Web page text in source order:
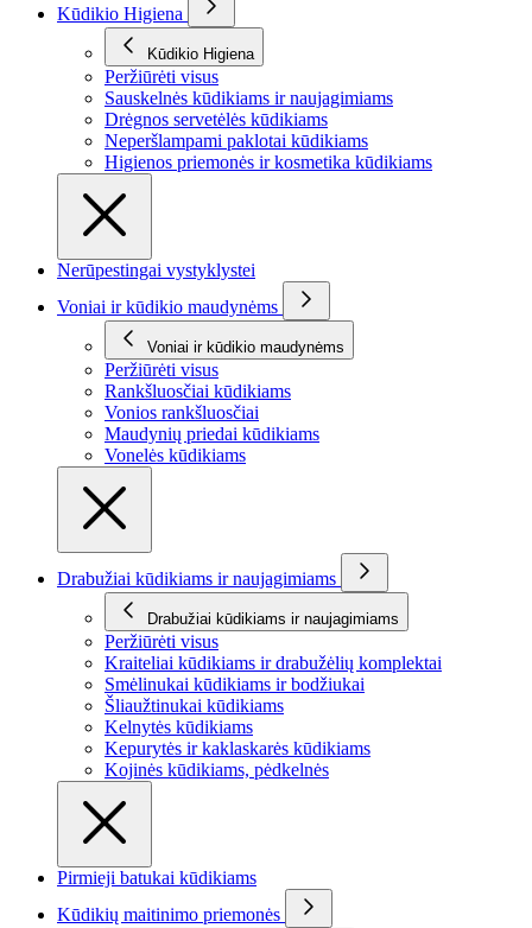
Kūdikio Higiena
Kūdikio Higiena
Peržiūrėti visus
Sauskelnės kūdikiams ir naujagimiams
Drėgnos servetėlės kūdikiams
Neperšlampami paklotai kūdikiams
Higienos priemonės ir kosmetika kūdikiams
Nerūpestingai vystyklystei
Voniai ir kūdikio maudynėms
Voniai ir kūdikio maudynėms
Peržiūrėti visus
Rankšluosčiai kūdikiams
Vonios rankšluosčiai
Maudynių priedai kūdikiams
Vonelės kūdikiams
Drabužiai kūdikiams ir naujagimiams
Drabužiai kūdikiams ir naujagimiams
Peržiūrėti visus
Kraiteliai kūdikiams ir drabužėlių komplektai
Smėlinukai kūdikiams ir bodžiukai
Šliaužtinukai kūdikiams
Kelnytės kūdikiams
Kepurytės ir kaklaskarės kūdikiams
Kojinės kūdikiams, pėdkelnės
Pirmieji batukai kūdikiams
Kūdikių maitinimo priemonės